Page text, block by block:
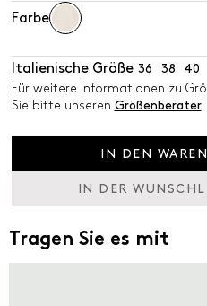
Farbe
Italienische Größe 36 38 40
Für weitere Informationen zu
Sie bitte unseren Größenberater
IN DEN
IN DER
Tragen Sie es mit